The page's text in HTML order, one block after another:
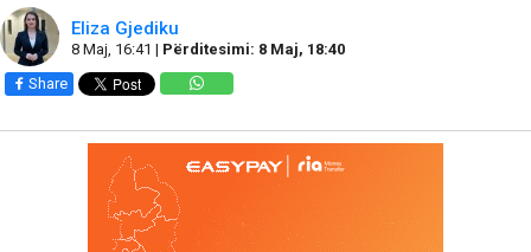
Eliza Gjediku
8 Maj, 16:41 | Përditesimi: 8 Maj, 18:40
Share